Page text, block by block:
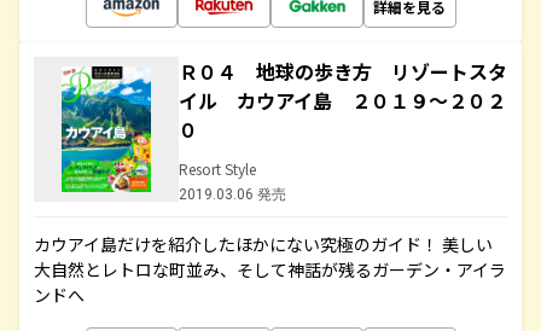
詳細を見る
Ｒ０４ 地球の歩き方 リゾートスタ
イル カウアイ島 ２０１９～２０２
０
Resort Style
2019.03.06 発売
カウアイ島だけを紹介したほかにない究極のガイド！ 美しい
大自然とレトロな町並み、そして神話が残るガーデン・アイラ
ンドへ